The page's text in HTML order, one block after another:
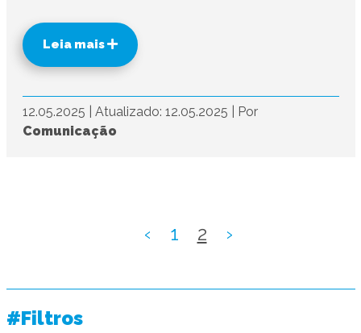
Leia mais
12.05.2025 Atualizado: 12.05.2025
Por
Comunicação
‹ 1 2 ›
#Filtros